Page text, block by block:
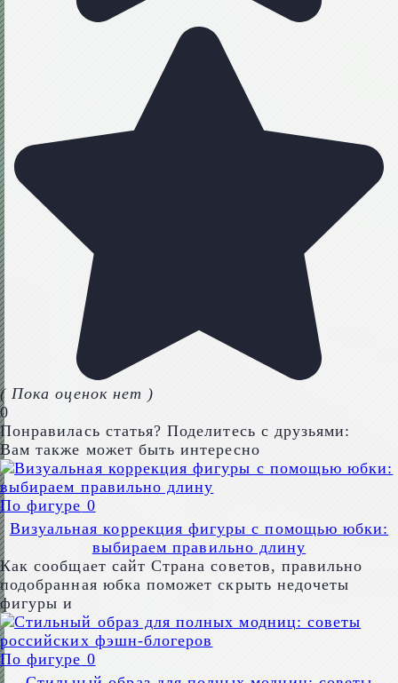
( Пока оценок нет )
0
Понравилась статья? Поделитесь с друзьями:
Вам также может быть интересно
По фигуре 0
Визуальная коррекция фигуры с помощью юбки:
выбираем правильно длину
Как сообщает сайт Страна советов, правильно
подобранная юбка поможет скрыть недочеты
фигуры и
По фигуре 0